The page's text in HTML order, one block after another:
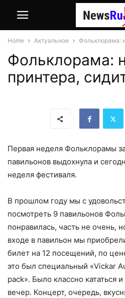
Home Актуальное Фольклорама:
Фольклорама:
принтера,
Первая неделя Фольклорамы
павильонов выдохнула и
неделя фестиваля.
В прошлом году мы с
посмотреть 9 павильонов
понравилась, часть не очень,
входе в павильон мы
билет на 12 посещений, по
это был специальный «Vickar
pack». Было классно кататься
вечер. Концерт, очередь,